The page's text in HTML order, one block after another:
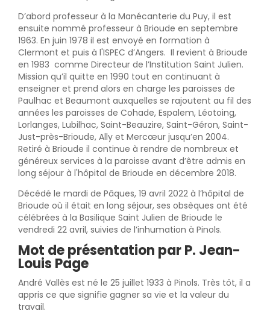
D’abord professeur à la Manécanterie du Puy, il est
ensuite nommé professeur à Brioude en septembre
1963. En juin 1978 il est envoyé en formation à
Clermont et puis à l'ISPEC d’Angers. Il revient à Brioude
en 1983 comme Directeur de l’Institution Saint Julien.
Mission qu’il quitte en 1990 tout en continuant à
enseigner et prend alors en charge les paroisses de
Paulhac et Beaumont auxquelles se rajoutent au fil des
années les paroisses de Cohade, Espalem, Léotoing,
Lorlanges, Lubilhac, Saint-Beauzire, Saint-Géron, Saint-
Just-près-Brioude, Ally et Mercœur jusqu’en 2004.
Retiré à Brioude il continue à rendre de nombreux et
généreux services à la paroisse avant d’être admis en
long séjour à l'hôpital de Brioude en décembre 2018.
Décédé le mardi de Pâques, 19 avril 2022 à l’hôpital de
Brioude où il était en long séjour, ses obsèques ont été
célébrées à la Basilique Saint Julien de Brioude le
vendredi 22 avril, suivies de l’inhumation à Pinols.
Mot de présentation par P. Jean-
Louis Page
André Vallès est né le 25 juillet 1933 à Pinols. Très tôt, il a
appris ce que signifie gagner sa vie et la valeur du
travail.